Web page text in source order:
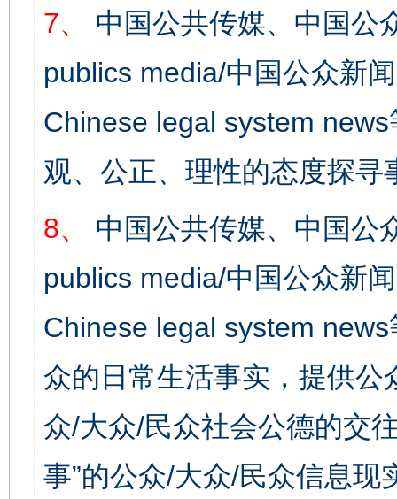
7、
中国公共传媒、中国公
publics media/中国公众新
Chinese legal system
观、公正、理性的态度探寻
8、
中国公共传媒、中国公
publics media/中国公众新
Chinese legal system
众的日常生活事实，提供
众/大众/民众社会公德的交
事”的公众/大众/民众信息现
网上购药对药下症？